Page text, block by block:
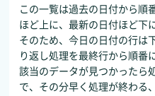
この一覧は過去の日付から順
ほど上に、最新の日付ほど下
そのため、今日の日付の行は
り返し処理を最終行から順番
該当のデータが見つかったら
で、その分早く処理が終わる